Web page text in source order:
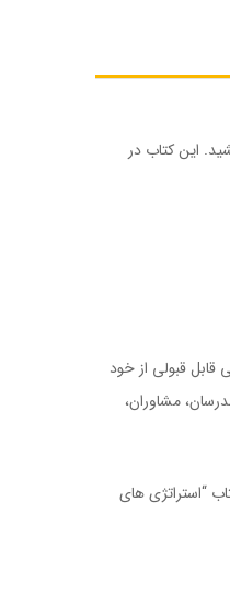
این کتاب در
قابل قبولی از خود
مشاوران،
“استراتژی های